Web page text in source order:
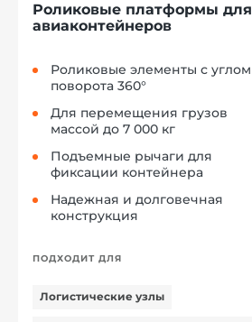
Роликовые платформы для
авиаконтейнеров
Роликовые элементы с углом
поворота 360°
Для перемещения грузов
массой до 7 000 кг
Подъемные рычаги для
фиксации контейнера
Надежная и долговечная
конструкция
ПОДХОДИТ ДЛЯ
Логистические узлы